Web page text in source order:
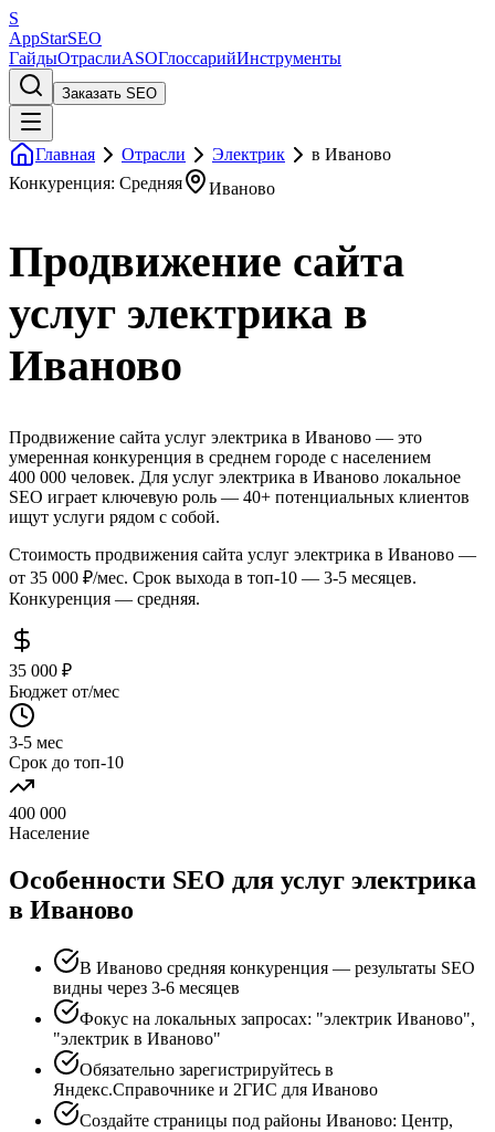
S
AppStarSEO
ГайдыОтраслиASOГлоссарийИнструменты
Заказать SEO
Главная Отрасли Электрик
в Иваново
Конкуренция: Средняя
Иваново
Продвижение сайта
услуг электрика в
Иваново
Продвижение сайта услуг электрика в Иваново — это
умеренная конкуренция в среднем городе с населением
400 000 человек. Для услуг электрика в Иваново локальное
SEO играет ключевую роль — 40+ потенциальных клиентов
ищут услуги рядом с собой.
Стоимость продвижения сайта услуг электрика в Иваново —
от 35 000 ₽/мес. Срок выхода в топ-10 — 3-5 месяцев.
Конкуренция — средняя.
35 000 ₽
Бюджет от/мес
3-5 мес
Срок до топ-10
400 000
Население
Особенности SEO для услуг электрика
в Иваново
В Иваново средняя конкуренция — результаты SEO
видны через 3-6 месяцев
Фокус на локальных запросах: "электрик Иваново",
"электрик в Иваново"
Обязательно зарегистрируйтесь в
Яндекс.Справочнике и 2ГИС для Иваново
Создайте страницы под районы Иваново: Центр,